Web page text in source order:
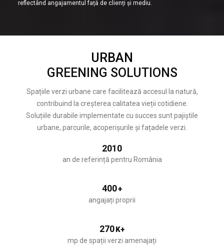
reflectând angajamentul față de clienți și mediu.
URBAN
GREENING SOLUTIONS
Spațiile verzi urbane care facilitează accesul la natură,
contribuind la creșterea calitatea vieții cotidiene.
Soluțiile durabile implementate cu succes sunt pajiștile
urbane, parcurile, acoperișurile și fațadele verzi.
2010
an de referință pentru România
400+
angajați proprii
270K+
mp de spații verzi amenajați